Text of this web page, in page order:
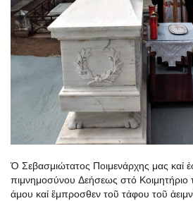
Ὁ Σεβασμιώτατος Ποιμενάρχης μας καί
πιμνημοσύνου Δεήσεως στό Κοιμητήριο
άμου καί ἒμπροσθεν τοῦ τάφου τοῦ